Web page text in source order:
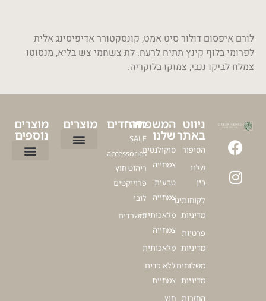
לורם איפסום דולור סיט אמט, קונסקטורר אדיפיסינג אלית
לפרומי בלוף קינץ תתיח לרעח. לת צשחמי צש בליא, מנסוטו
צמלח לביקו ננבי, צמוקו בלוקריה.
ניווט
באתר
הסיפור
שלנו
בין
לקוחותינו
מדיניות
פרטיות
מדיניות
משלוחים
מדיניות
החזרות
המשפחה
שלנו
סוקולנטים
צמחייה
טבעית
צמחייה
מלאכותית
צמחייה
מלאכותית
ללא כדים
צמחיית
חוץ
מיוחדים
SALE
accessories
ריהוט חוץ
פרוייקטים
לובי
ומשרדים
מוצרים מוצרים
נוספים